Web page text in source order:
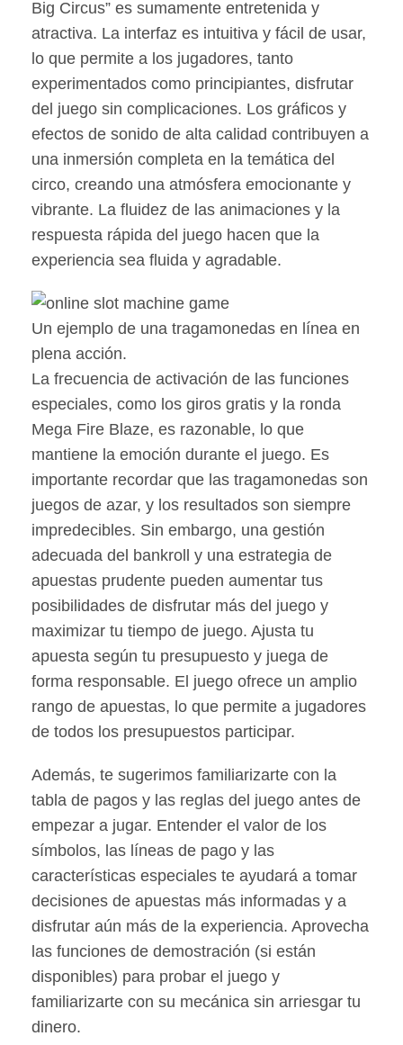
Big Circus” es sumamente entretenida y
atractiva. La interfaz es intuitiva y fácil de usar,
lo que permite a los jugadores, tanto
experimentados como principiantes, disfrutar
del juego sin complicaciones. Los gráficos y
efectos de sonido de alta calidad contribuyen a
una inmersión completa en la temática del
circo, creando una atmósfera emocionante y
vibrante. La fluidez de las animaciones y la
respuesta rápida del juego hacen que la
experiencia sea fluida y agradable.
Un ejemplo de una tragamonedas en línea en
plena acción.
La frecuencia de activación de las funciones
especiales, como los giros gratis y la ronda
Mega Fire Blaze, es razonable, lo que
mantiene la emoción durante el juego. Es
importante recordar que las tragamonedas son
juegos de azar, y los resultados son siempre
impredecibles. Sin embargo, una gestión
adecuada del bankroll y una estrategia de
apuestas prudente pueden aumentar tus
posibilidades de disfrutar más del juego y
maximizar tu tiempo de juego. Ajusta tu
apuesta según tu presupuesto y juega de
forma responsable. El juego ofrece un amplio
rango de apuestas, lo que permite a jugadores
de todos los presupuestos participar.
Además, te sugerimos familiarizarte con la
tabla de pagos y las reglas del juego antes de
empezar a jugar. Entender el valor de los
símbolos, las líneas de pago y las
características especiales te ayudará a tomar
decisiones de apuestas más informadas y a
disfrutar aún más de la experiencia. Aprovecha
las funciones de demostración (si están
disponibles) para probar el juego y
familiarizarte con su mecánica sin arriesgar tu
dinero.